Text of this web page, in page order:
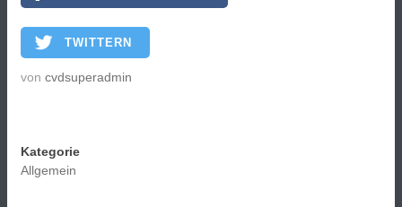
TWITTERN
von cvdsuperadmin
Kategorie
Allgemein